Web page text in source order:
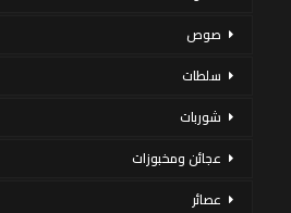
صوص
سلطات
شوربات
عجائن ومخبوزات
عصائر